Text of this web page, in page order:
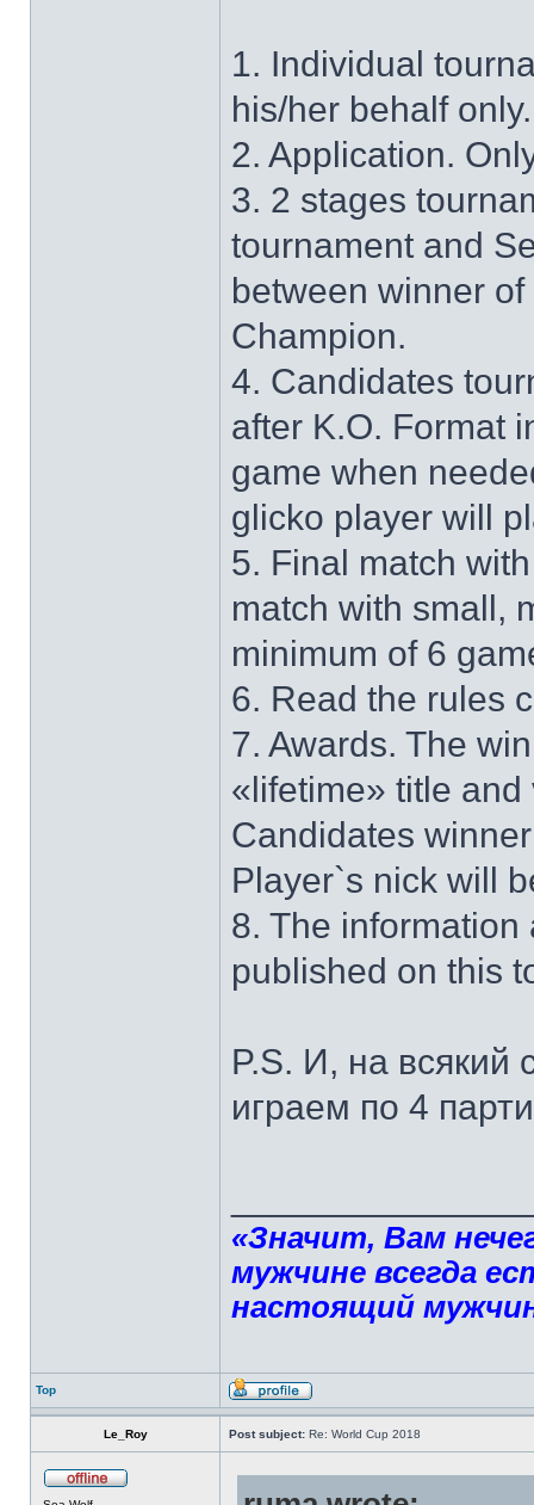
1. Individual
his/her behalf only.
2. Application.
3. 2 stages
tournament and
between winner
Champion.
4. Candidates
after K.O. Format
game when
glicko player will
5. Final match
match with small,
minimum of 6
6. Read the rules
7. Awards. The
«lifetime» title
Candidates
Player`s nick will
8. The
published on this
P.S. И, на всякий
играем по 4
«Значит, Вам
мужчине всегда
настоящий
Top
Le_Roy Post subject: Re: World Cup 2018